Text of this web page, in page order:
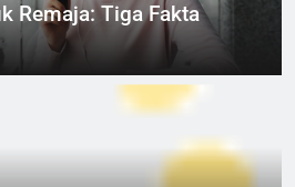
Remaja: Tiga Fakta